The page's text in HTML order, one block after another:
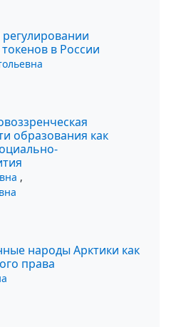
в России
образования как
,
народы Арктики как
права